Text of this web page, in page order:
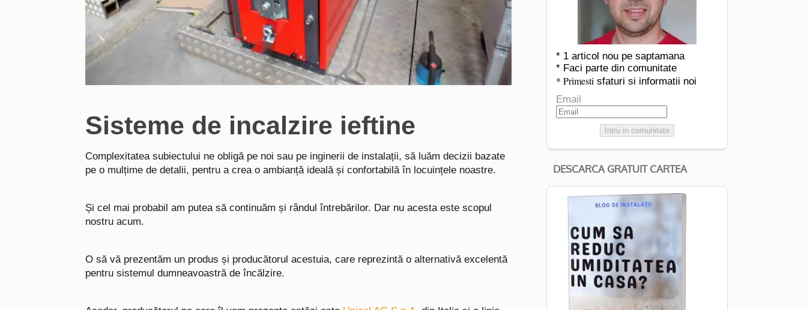
Sisteme de incalzire ieftine
Complexitatea subiectului ne obligă pe noi sau pe inginerii de instalații, să luăm decizii bazate
pe o mulțime de detalii, pentru a crea o ambianță ideală și confortabilă în locuințele noastre.
Și cel mai probabil am putea să continuăm și rândul întrebărilor. Dar nu acesta este scopul
nostru acum.
O să vă prezentăm un produs și producătorul acestuia, care reprezintă o alternativă excelentă
pentru sistemul dumneavoastră de încălzire.
* 1 articol nou pe saptamana
* Faci parte din comunitate
* Primestisfaturi si informatii noi
Email
Intru in comunitate
DESCARCA GRATUIT CARTEA